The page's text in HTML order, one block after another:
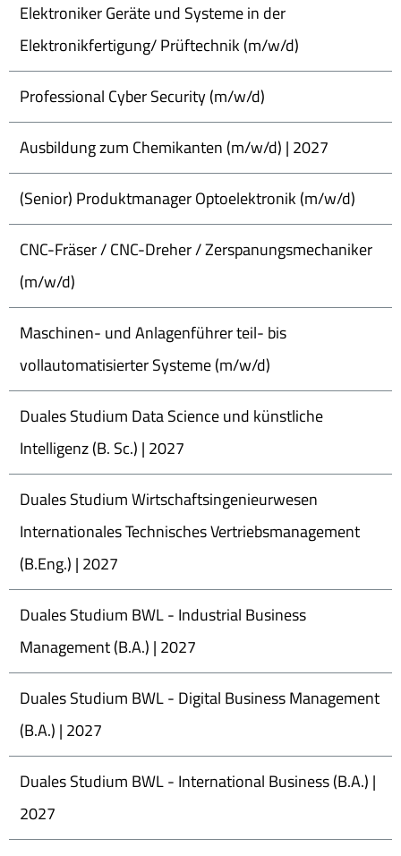
Elektroniker Geräte und Systeme in der
Elektronikfertigung/ Prüftechnik (m/w/d)
Professional Cyber Security (m/w/d)
Ausbildung zum Chemikanten (m/w/d) | 2027
(Senior) Produktmanager Optoelektronik (m/w/d)
CNC-Fräser / CNC-Dreher / Zerspanungsmechaniker
(m/w/d)
Maschinen- und Anlagenführer teil- bis
vollautomatisierter Systeme (m/w/d)
Duales Studium Data Science und künstliche
Intelligenz (B. Sc.) | 2027
Duales Studium Wirtschaftsingenieurwesen
Internationales Technisches Vertriebsmanagement
(B.Eng.) | 2027
Duales Studium BWL - Industrial Business
Management (B.A.) | 2027
Duales Studium BWL - Digital Business Management
(B.A.) | 2027
Duales Studium BWL - International Business (B.A.) |
2027